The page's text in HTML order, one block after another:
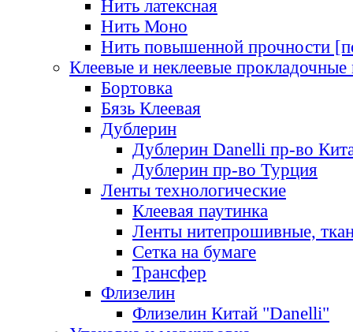
Нить латексная
Нить Моно
Нить повышенной прочности
Клеевые и неклеевые прокладочные
Бортовка
Бязь Клеевая
Дублерин
Дублерин Danelli пр-во
Дублерин пр-во Турция
Ленты технологические
Клеевая паутинка
Ленты нитепрошивные,
Сетка на бумаге
Трансфер
Флизелин
Флизелин Китай "Danelli"